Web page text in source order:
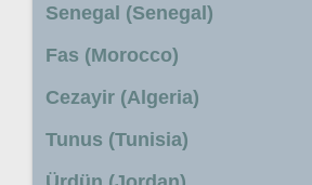
Senegal (Senegal)
Fas (Morocco)
Cezayir (Algeria)
Tunus (Tunisia)